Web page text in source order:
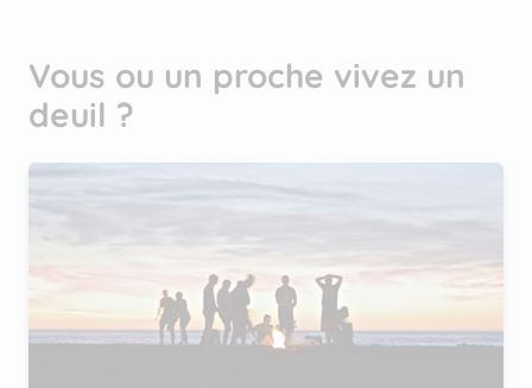
Vous ou un proche vivez un
deuil ?